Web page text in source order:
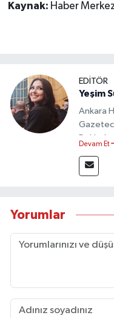
Kaynak: Haber
EDİTÖR
Yeşim
Ankara
Devam Et
Yorumlar